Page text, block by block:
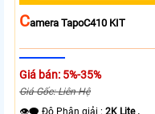
CAmera TapoC410 KIT
Giá bán: 5%-35%
Giá Gốc: Liên Hệ